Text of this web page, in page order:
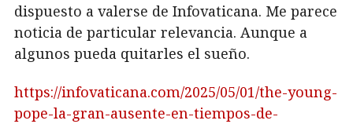
dispuesto a valerse de Infovaticana. Me parece
noticia de particular relevancia. Aunque a
algunos pueda quitarles el sueño.
https://infovaticana.com/2025/05/01/the-young-
pope-la-gran-ausente-en-tiempos-de-